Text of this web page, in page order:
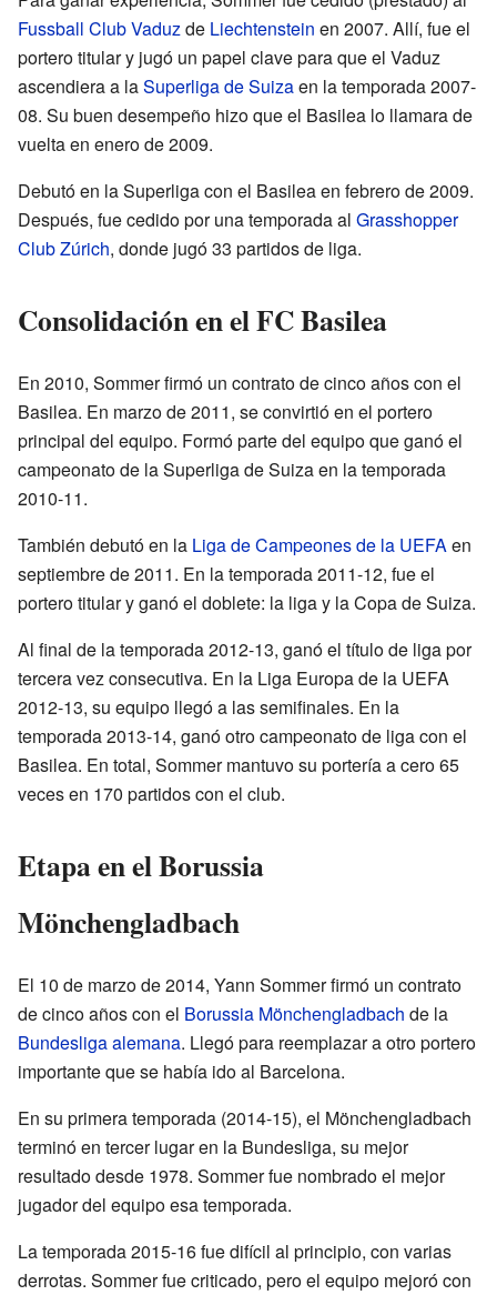
Fussball Club Vaduzde Liechtenstein en 2007. Allí, fue el
portero titular y jugó un papel clave para que el Vaduz
ascendiera a laSuperliga de Suizaen la temporada 2007-
08. Su buen desempeño hizo que el Basilea lo llamara de
vuelta en enero de 2009.
Debutó en la Superliga con el Basilea en febrero de 2009.
Después, fue cedido por una temporada al Grasshopper
Club Zúrich, donde jugó 33 partidos de liga.
Consolidación en el FC Basilea
En 2010, Sommer firmó un contrato de cinco años con el
Basilea. En marzo de 2011, se convirtió en el portero
principal del equipo. Formó parte del equipo que ganó el
campeonato de la Superliga de Suiza en la temporada
2010-11.
También debutó en la Liga de Campeones de la UEFAen
septiembre de 2011. En la temporada 2011-12, fue el
portero titular y ganó el doblete: la liga y la Copa de Suiza.
Al final de la temporada 2012-13, ganó el título de liga por
tercera vez consecutiva. En la Liga Europa de la UEFA
2012-13, su equipo llegó a las semifinales. En la
temporada 2013-14, ganó otro campeonato de liga con el
Basilea. En total, Sommer mantuvo su portería a cero 65
veces en 170 partidos con el club.
Etapa en el Borussia
Mönchengladbach
El 10 de marzo de 2014, Yann Sommer firmó un contrato
de cinco años con el Borussia Mönchengladbach de la
Bundesliga alemana. Llegó para reemplazar a otro portero
importante que se había ido al Barcelona.
En su primera temporada (2014-15), el Mönchengladbach
terminó en tercer lugar en la Bundesliga, su mejor
resultado desde 1978. Sommer fue nombrado el mejor
jugador del equipo esa temporada.
La temporada 2015-16 fue difícil al principio, con varias
derrotas. Sommer fue criticado, pero el equipo mejoró con